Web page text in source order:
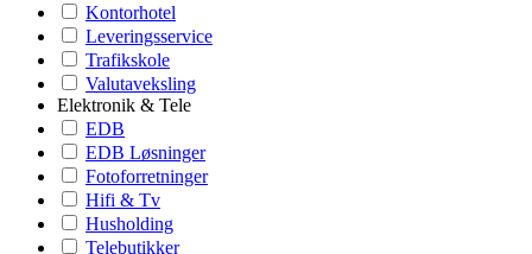
Kontorhotel
Leveringsservice
Trafikskole
Valutaveksling
Elektronik & Tele
EDB
EDB Løsninger
Fotoforretninger
Hifi & Tv
Husholding
Telebutikker